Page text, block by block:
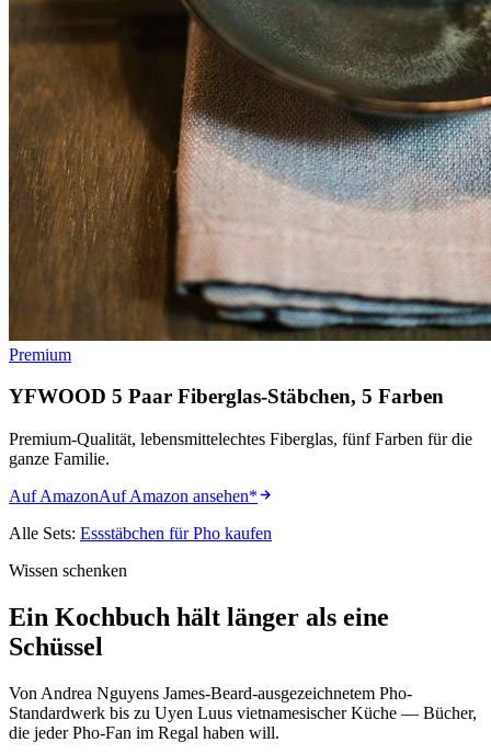
Premium
YFWOOD 5 Paar Fiberglas-Stäbchen, 5 Farben
Premium-Qualität, lebensmittelechtes Fiberglas, fünf Farben für die
ganze Familie.
Auf AmazonAuf Amazon ansehen*
Alle Sets: Essstäbchen für Pho kaufen
Wissen schenken
Ein Kochbuch hält länger als eine
Schüssel
Von Andrea Nguyens James-Beard-ausgezeichnetem Pho-
Standardwerk bis zu Uyen Luus vietnamesischer Küche — Bücher,
die jeder Pho-Fan im Regal haben will.